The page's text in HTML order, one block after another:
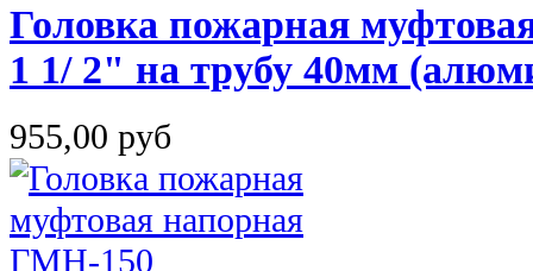
Головка пожарная
1 1/ 2" на трубу 40мм
955,00 руб